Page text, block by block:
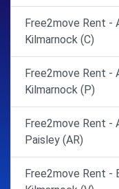
Free2move Rent -
Kilmarnock (C)
Free2move Rent -
Kilmarnock (P)
Free2move Rent -
Paisley (AR)
Free2move Rent -